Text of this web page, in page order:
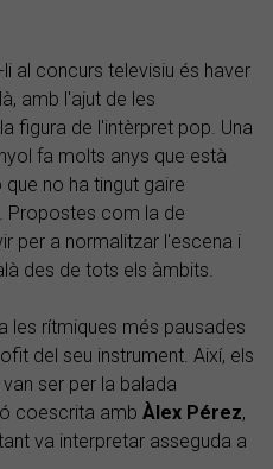
al concurs televisiu és haver
amb l'ajut de les
figura de l'intèrpret pop. Una
fa molts anys que està
no ha tingut gaire
Propostes com la de
per a normalitzar l'escena i
des de tots els àmbits.
les rítmiques més pausades
del seu instrument. Així, els
ser per la balada
coescrita amb Àlex Pérez,
va interpretar asseguda a